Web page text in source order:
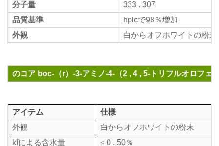
分子量
333 . 307
品質基準
hplcで98％増加
外観
白からオフホワイトの粉末
のコア boc-（r）-3-アミノ-4-（2 , 4 , 5-トリフルオロフェ
アイテム
仕様
外観
白からオフホワイトの粉末
kfによる含水量
≤ 0 . 50％